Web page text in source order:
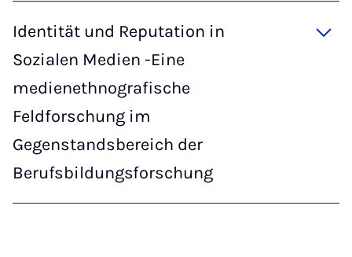
Identität und Reputation in
Sozialen Medien -Eine
medienethnografische
Feldforschung im
Gegenstandsbereich der
Berufsbildungsforschung